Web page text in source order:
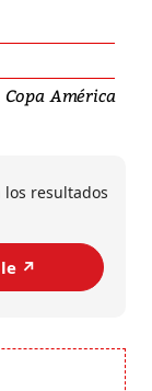
América
resultados
↗️